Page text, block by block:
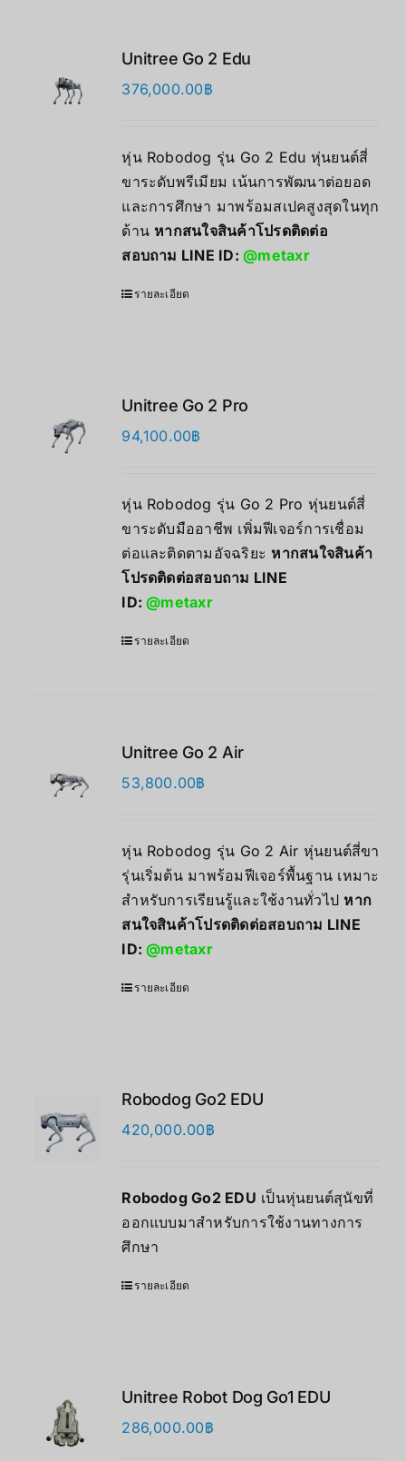
Unitree Go 2 Edu
376,000.00฿
หุ่น Robodog รุ่น Go 2 Edu หุ่นยนต์สี่
ขาระดับพรีเมียม เน้นการพัฒนาต่อยอด
และการศึกษา มาพร้อมสเปคสูงสุดในทุก
ด้าน หากสนใจสินค้าโปรดติดต่อ
สอบถาม LINE ID:@metaxr
รายละเอียด
Unitree Go 2 Pro
94,100.00฿
หุ่น Robodog รุ่น Go 2 Pro หุ่นยนต์สี่
ขาระดับมืออาชีพ เพิ่มฟีเจอร์การเชื่อม
ต่อและติดตามอัจฉริยะ หากสนใจสินค้า
โปรดติดต่อสอบถาม LINE
ID:@metaxr
รายละเอียด
Unitree Go 2 Air
53,800.00฿
หุ่น Robodog รุ่น Go 2 Air หุ่นยนต์สี่ขา
รุ่นเริ่มต้น มาพร้อมฟีเจอร์พื้นฐาน เหมาะ
สำหรับการเรียนรู้และใช้งานทั่วไป หาก
สนใจสินค้าโปรดติดต่อสอบถาม LINE
ID:@metaxr
รายละเอียด
Robodog Go2 EDU
420,000.00฿
Robodog Go2 EDU เป็นหุ่นยนต์สุนัขที่
ออกแบบมาสำหรับการใช้งานทางการ
ศึกษา
รายละเอียด
Unitree Robot Dog Go1 EDU
286,000.00฿